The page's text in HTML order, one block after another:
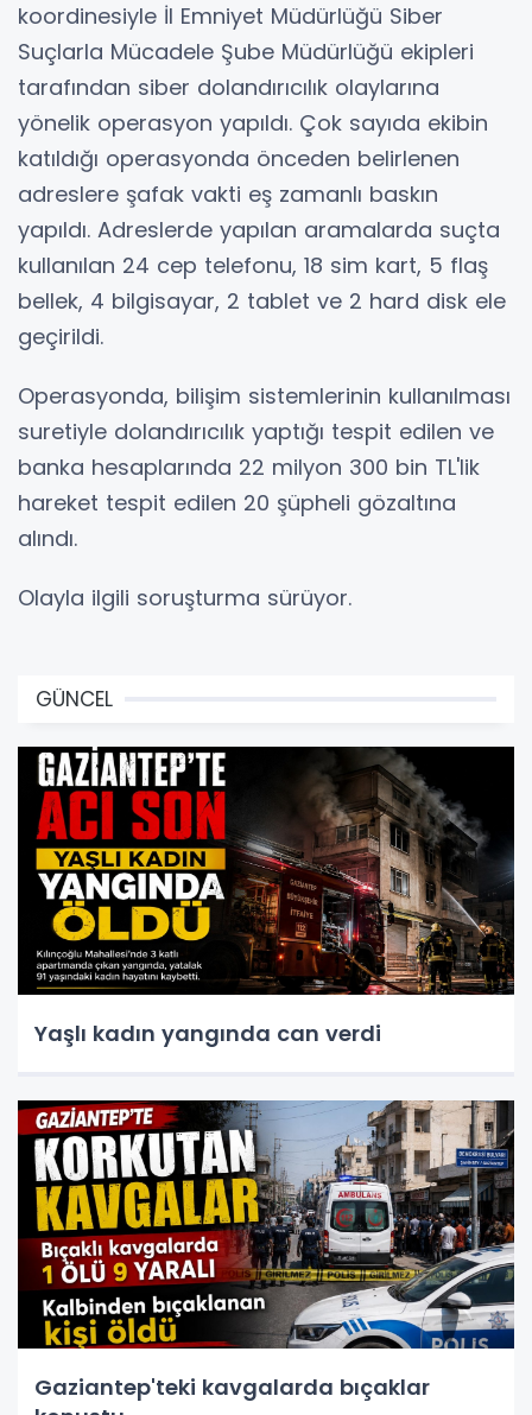
koordinesiyle İl Emniyet Müdürlüğü Siber
Suçlarla Mücadele Şube Müdürlüğü ekipleri
tarafından siber dolandırıcılık olaylarına
yönelik operasyon yapıldı. Çok sayıda ekibin
katıldığı operasyonda önceden belirlenen
adreslere şafak vakti eş zamanlı baskın
yapıldı. Adreslerde yapılan aramalarda suçta
kullanılan 24 cep telefonu, 18 sim kart, 5 flaş
bellek, 4 bilgisayar, 2 tablet ve 2 hard disk ele
geçirildi.
Operasyonda, bilişim sistemlerinin kullanılması
suretiyle dolandırıcılık yaptığı tespit edilen ve
banka hesaplarında 22 milyon 300 bin TL'lik
hareket tespit edilen 20 şüpheli gözaltına
alındı.
Olayla ilgili soruşturma sürüyor.
GÜNCEL
Yaşlı kadın yangında can verdi
Gaziantep'teki kavgalarda bıçaklar